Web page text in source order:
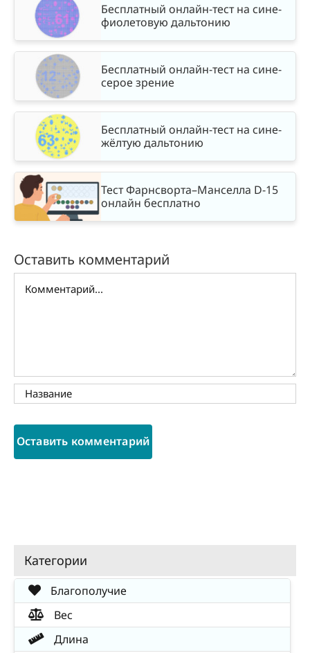
Бесплатный онлайн-тест на сине-
фиолетовую дальтонию
Бесплатный онлайн-тест на сине-
серое зрение
Бесплатный онлайн-тест на сине-
жёлтую дальтонию
Тест Фарнсворта–Манселла D-15
онлайн бесплатно
Оставить комментарий
Категории
Благополучие
Вес
Длина